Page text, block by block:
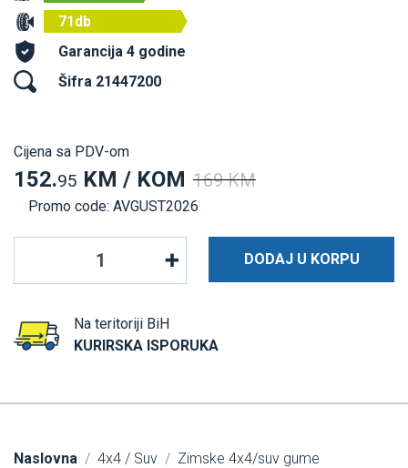
71db
Garancija 4 godine
Šifra 21447200
Cijena sa PDV-om
152.95 KM / KOM 169 KM
Promo code: AVGUST2026
DODAJ U KORPU
Na teritoriji BiH
KURIRSKA ISPORUKA
Naslovna 4x4 / Suv
Zimske 4x4/suv gume